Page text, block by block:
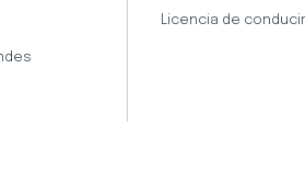
Licencia de conducir